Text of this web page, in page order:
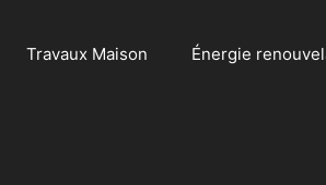
Travaux Maison Énergie